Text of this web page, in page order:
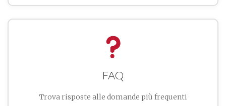
FAQ
Trova risposte alle domande più frequenti